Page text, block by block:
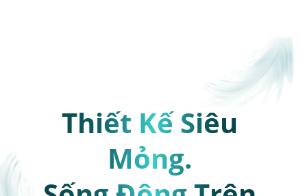
Thiết Kế Siêu
Mỏng.